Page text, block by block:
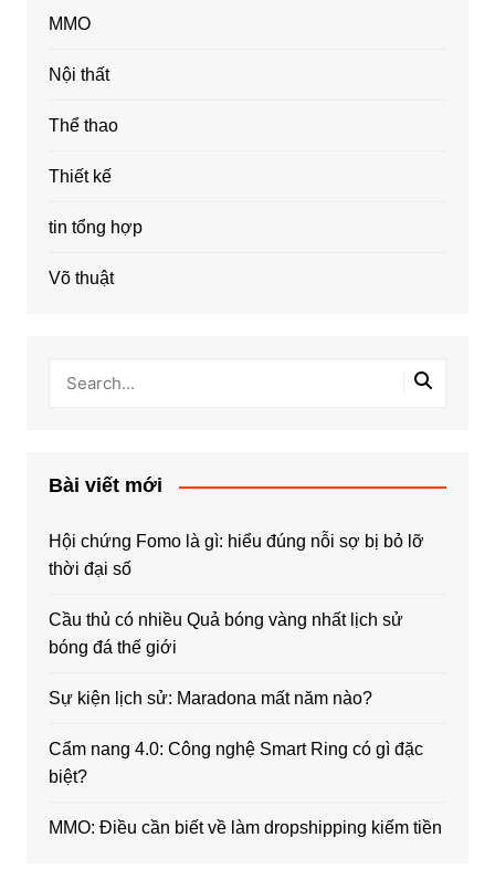
MMO
Nội thất
Thể thao
Thiết kế
tin tổng hợp
Võ thuật
Bài viết mới
Hội chứng Fomo là gì: hiểu đúng nỗi sợ bị bỏ lỡ
thời đại số
Cầu thủ có nhiều Quả bóng vàng nhất lịch sử
bóng đá thế giới
Sự kiện lịch sử: Maradona mất năm nào?
Cẩm nang 4.0: Công nghệ Smart Ring có gì đặc
biệt?
MMO: Điều cần biết về làm dropshipping kiếm tiền